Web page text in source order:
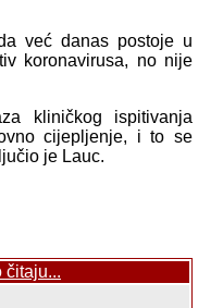
već danas postoje u
koronavirusa, no nije
kliničkog ispitivanja
cijepljenje, i to se
je Lauc.
čitaju...